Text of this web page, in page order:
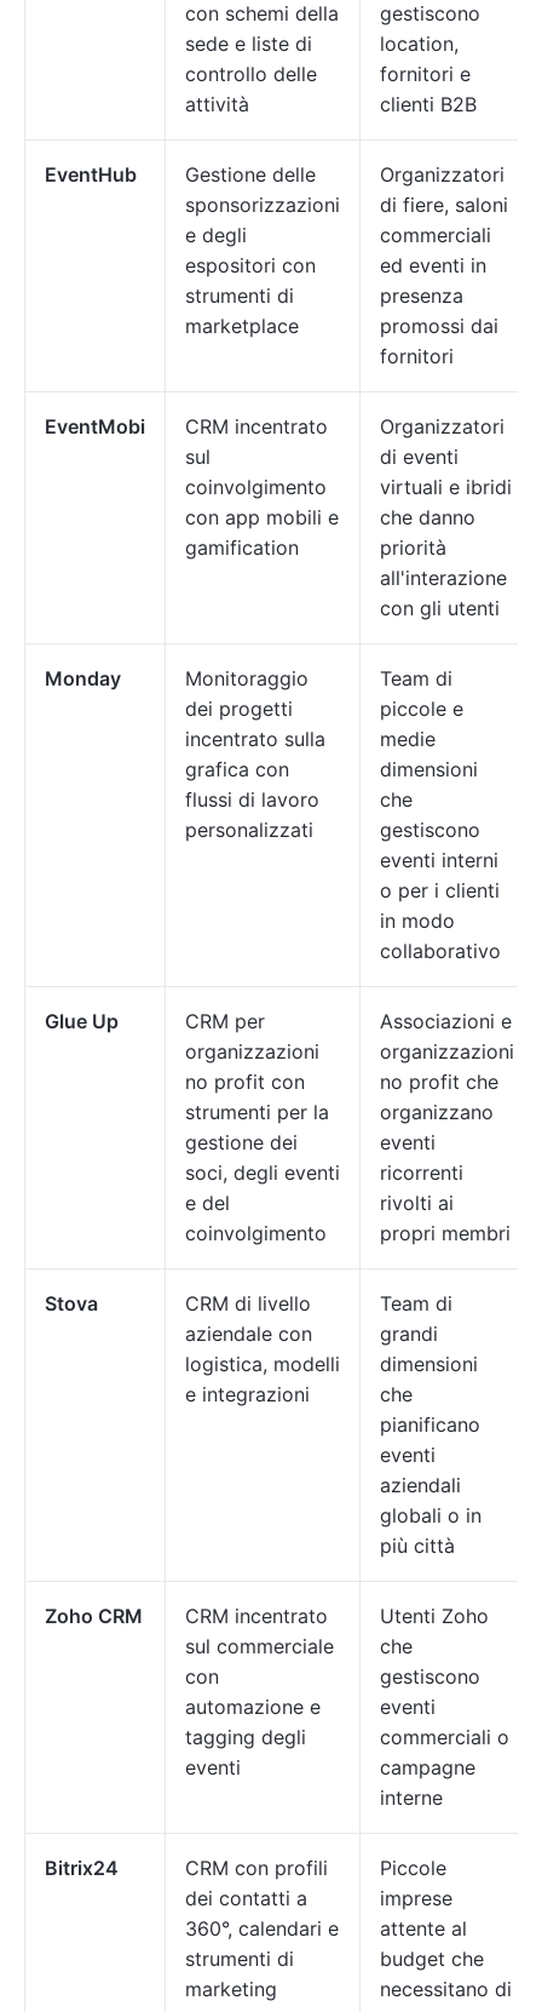
con schemi della
sede e liste di
controllo delle
attività
gestiscono
location,
fornitori e
clienti B2B
EventHub
Gestione delle
sponsorizzazioni
e degli
espositori con
strumenti di
marketplace
Organizzatori
di fiere, saloni
commerciali
ed eventi in
presenza
promossi dai
fornitori
EventMobi
CRM incentrato
sul
coinvolgimento
con app mobili e
gamification
Organizzatori
di eventi
virtuali e ibridi
che danno
priorità
all'interazione
con gli utenti
Monday
Monitoraggio
dei progetti
incentrato sulla
grafica con
flussi di lavoro
personalizzati
Team di
piccole e
medie
dimensioni
che
gestiscono
eventi interni
o per i clienti
in modo
collaborativo
Glue Up
CRM per
organizzazioni
no profit con
strumenti per la
gestione dei
soci, degli eventi
e del
coinvolgimento
Associazioni e
organizzazioni
no profit che
organizzano
eventi
ricorrenti
rivolti ai
propri membri
Stova
CRM di livello
aziendale con
logistica, modelli
e integrazioni
Team di
grandi
dimensioni
che
pianificano
eventi
aziendali
globali o in
più città
Zoho CRM
CRM incentrato
sul commerciale
con
automazione e
tagging degli
eventi
Utenti Zoho
che
gestiscono
eventi
commerciali o
campagne
interne
Bitrix24
CRM con profili
dei contatti a
360°, calendari e
strumenti di
marketing
Piccole
imprese
attente al
budget che
necessitano di